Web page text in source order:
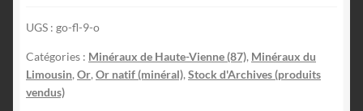
UGS : go-fl-9-o
Catégories : Minéraux de Haute-Vienne (87), Minéraux du
Limousin, Or, Or natif (minéral), Stock d'Archives (produits
vendus)